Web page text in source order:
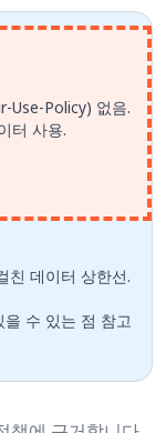
Use-Policy) 없음.
터 사용.
친 데이터 상한선.
수 있는 점 참고